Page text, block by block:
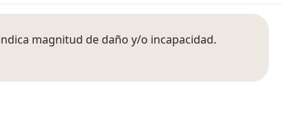
magnitud de daño y/o incapacidad.